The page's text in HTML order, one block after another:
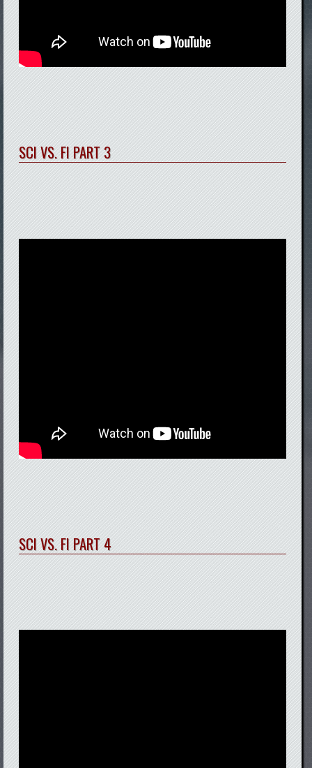
SCI VS. FI PART 3
SCI VS. FI PART 4